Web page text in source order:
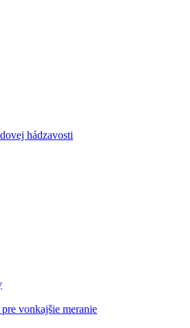
hádzavosti
vonkajšie meranie